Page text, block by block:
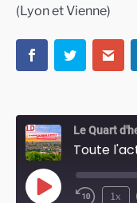
(Lyon et Vienne)
Le Quart
Play
1x